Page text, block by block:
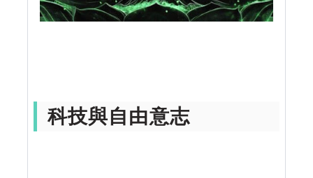
科技與自由意志